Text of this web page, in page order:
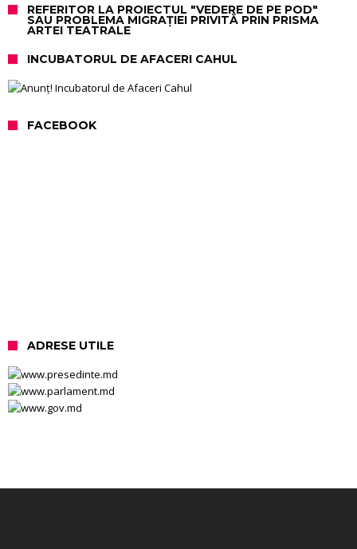
REFERITOR LA PROIECTUL "VEDERE DE PE POD"
SAU PROBLEMA MIGRAȚIEI PRIVITĂ PRIN PRISMA
ARTEI TEATRALE
INCUBATORUL DE AFACERI CAHUL
FACEBOOK
ADRESE UTILE